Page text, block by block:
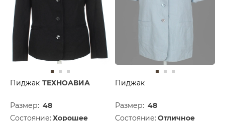
Пиджак ТЕХНОАВИА
Размер: 48
Состояние: Хорошее
Пиджак
Размер: 48
Состояние: Отличное